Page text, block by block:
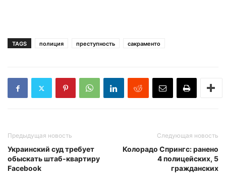
TAGS полиция преступность сакраменто
Предыдущая новость
Украинский суд требует
обыскать штаб-квартиру
Facebook
Следующая новость
Колорадо Спрингс: ранено
4 полицейских, 5
гражданских